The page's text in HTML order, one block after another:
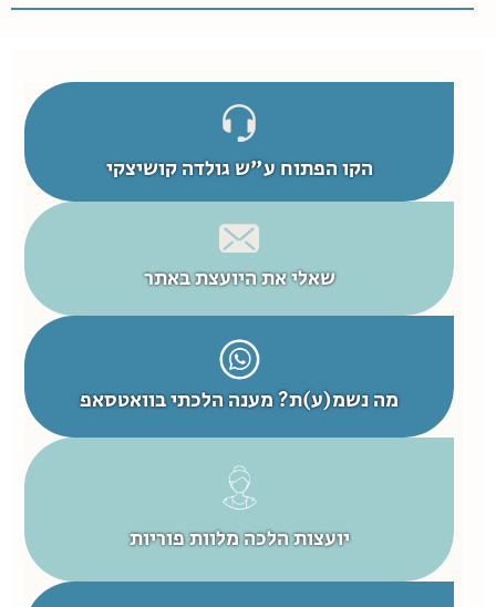
הקו הפתוח ע"ש גולדה קושיצקי
שאלי את היועצת באתר
מה נשמ(ע)ת? מענה הלכתי בוואטסאפ
יועצות הלכה מלוות פוריות